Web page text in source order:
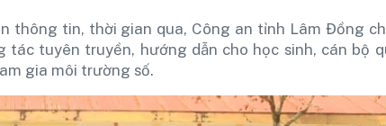
thông tin, thời gian qua, Công an tỉnh Lâm Đồng
tuyên truyền, hướng dẫn cho học sinh, cán bộ
gia môi trường số.